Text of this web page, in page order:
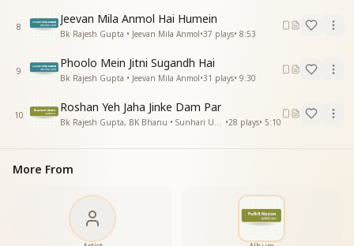
8
Jeevan Mila Anmol Hai Humein
Bk Rajesh Gupta • Jeevan Mila Anmol•37 plays• 8:53
9
Phoolo Mein Jitni Sugandh Hai
Bk Rajesh Gupta • Jeevan Mila Anmol•31 plays• 9:30
10
Roshan Yeh Jaha Jinke Dam Par
•28 plays• 5:10
More From